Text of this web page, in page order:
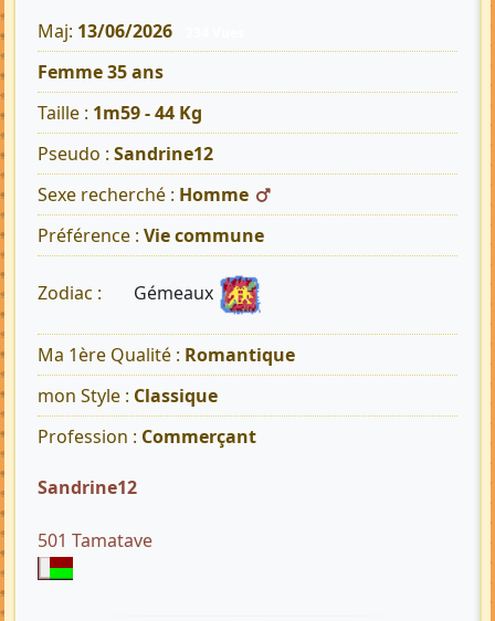
Maj: 13/06/2026
Femme 35 ans
Taille : 1m59 - 44 Kg
Pseudo : Sandrine12
Sexe recherché : Homme
Préférence : Vie commune
Zodiac : Gémeaux
Ma 1ère Qualité : Romantique
mon Style : Classique
Profession : Commerçant
Sandrine12
501 Tamatave